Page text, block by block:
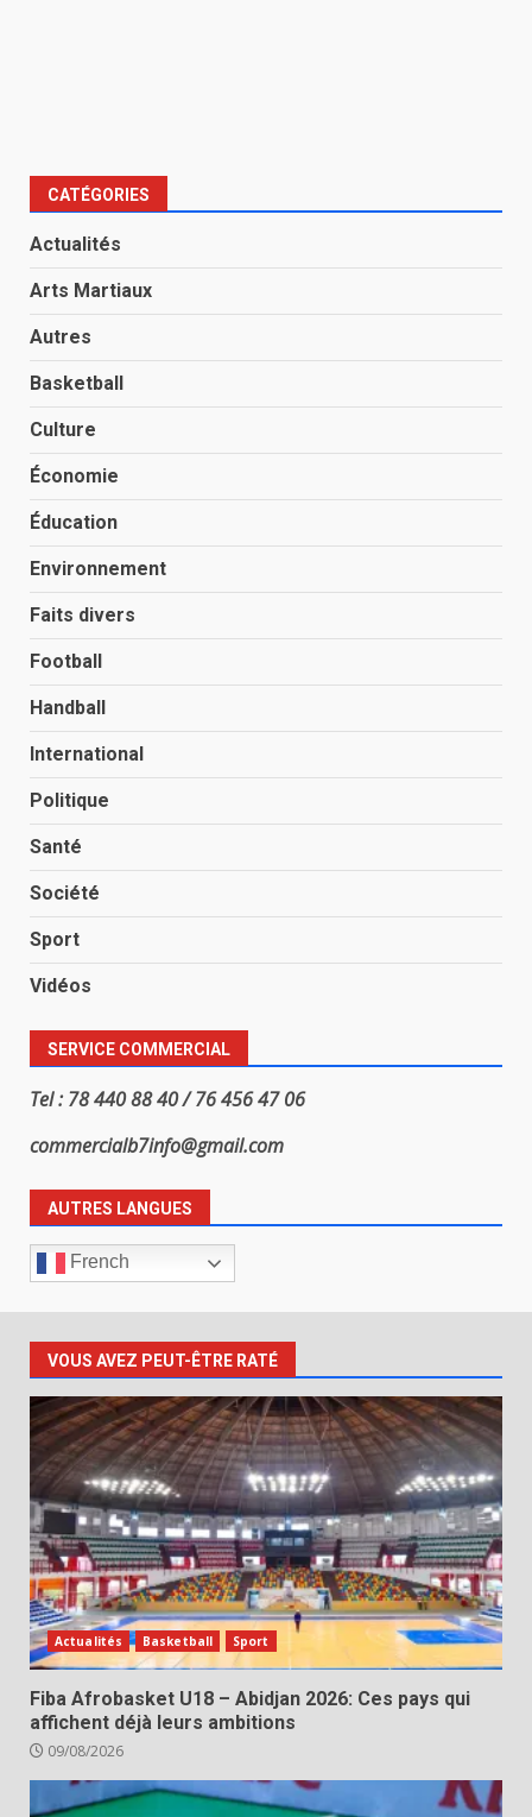
CATÉGORIES
Actualités
Arts Martiaux
Autres
Basketball
Culture
Économie
Éducation
Environnement
Faits divers
Football
Handball
International
Politique
Santé
Société
Sport
Vidéos
SERVICE COMMERCIAL
Tel : 78 440 88 40 / 76 456 47 06
commercialb7info@gmail.com
AUTRES LANGUES
French
VOUS AVEZ PEUT-ÊTRE RATÉ
Actualités Basketball Sport
Fiba Afrobasket U18 – Abidjan 2026: Ces pays qui
affichent déjà leurs ambitions
09/08/2026